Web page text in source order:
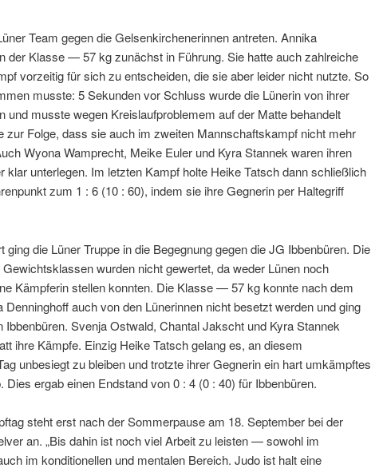
Team gegen die Gelsenkirchenerinnen antreten. Annika
der Klasse — 57 kg zunächst in Führung. Sie hatte auch zahlreiche
vorzeitig für sich zu entscheiden, die sie aber leider nicht nutzte. So
musste: 5 Sekunden vor Schluss wurde die Lünerin von ihrer
und musste wegen Kreislaufproblemem auf der Matte behandelt
zur Folge, dass sie auch im zweiten Mannschaftskampf nicht mehr
Wyona Wamprecht, Meike Euler und Kyra Stannek waren ihren
klar unterlegen. Im letzten Kampf holte Heike Tatsch dann schließlich
zum 1 : 6 (10 : 60), indem sie ihre Gegnerin per Haltegriff
ging die Lüner Truppe in die Begegnung gegen die JG Ibbenbüren. Die
wurden nicht gewertet, da weder Lünen noch
Kämpferin stellen konnten. Die Klasse — 57 kg konnte nach dem
Denninghoff auch von den Lünerinnen nicht besetzt werden und ging
Ibbenbüren. Svenja Ostwald, Chantal Jakscht und Kyra Stannek
ihre Kämpfe. Einzig Heike Tatsch gelang es, an diesem
unbesiegt zu bleiben und trotzte ihrer Gegnerin ein hart umkämpftes
Dies ergab einen Endstand von 0 : 4 (0 : 40) für Ibbenbüren.
steht erst nach der Sommerpause am 18. September bei der
an. „Bis dahin ist noch viel Arbeit zu leisten — sowohl im
im konditionellen und mentalen Bereich. Judo ist halt eine